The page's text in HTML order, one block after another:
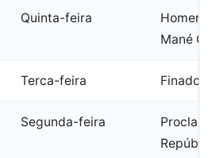
Quinta-feira
Mané
Terca-feira Finados
Segunda-feira